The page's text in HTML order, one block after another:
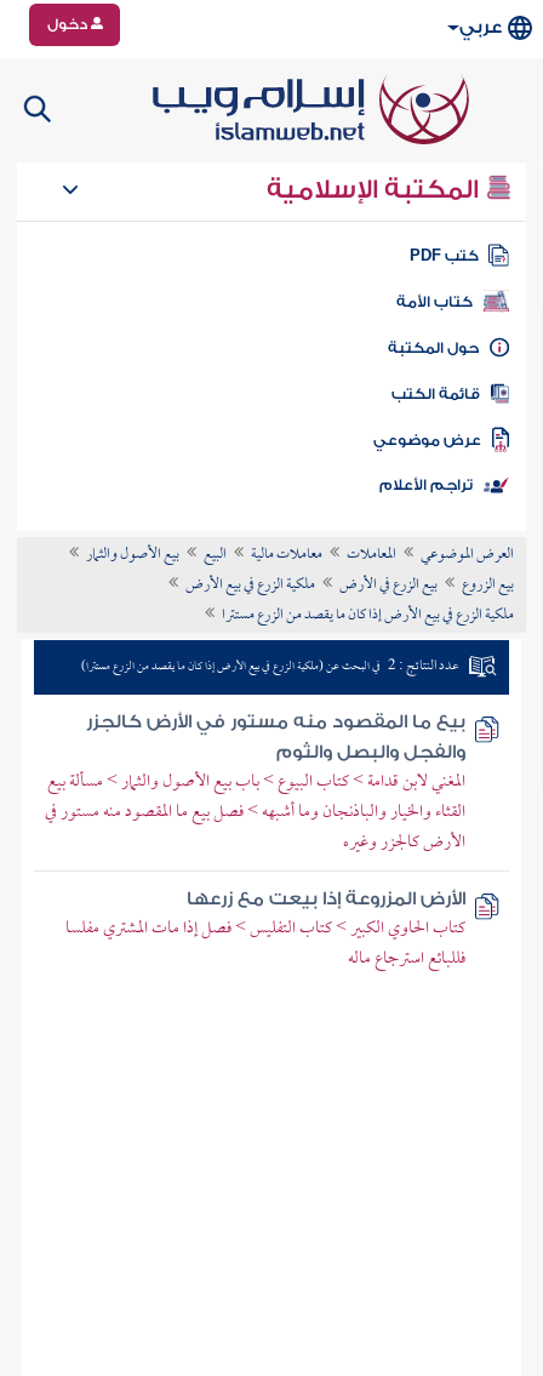
عربي دخول
المكتبة الإسلامية
كتب PDF
كتاب الأمة
المكتبة
الكتب
موضوعي
تراجم الأعلام
العرض الموضوعي المعاملات معاملات مالية البيع
بيع الأصول والثمار
بيع الزروع
بيع الزرع في الأرض
ملكية الزرع في بيع الأرض
ملكية الزرع في بيع الأرض إذا كان ما يقصد من الزرع مستترا
عدد النتائج : 2 في البحث عن (ملكية الزرع في بيع الأرض إذا كان ما يقصد من الزرع مستترا)
بيع ما المقصود منه مستور في الأرض كالجزر
والفجل والبصل والثوم
المغني لابن قدامة > كتاب البيوع > باب بيع الأصول والثمار > مسألة بيع
القثاء والخيار والباذنجان وما أشبهه > فصل بيع ما المقصود منه مستور في
الأرض كالجزر وغيره
الأرض المزروعة إذا بيعت مع زرعها
كتاب الحاوي الكبير > كتاب التفليس > فصل إذا مات المشتري مفلسا
فللبائع استرجاع ماله